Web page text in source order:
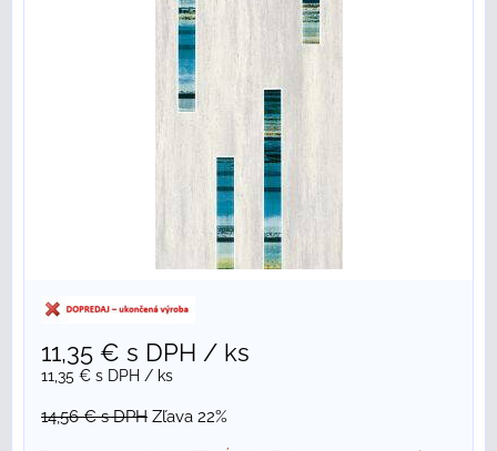
11,35 € s DPH / ks
11,35 € s DPH / ks
14,56 €s DPH Zľava 22%